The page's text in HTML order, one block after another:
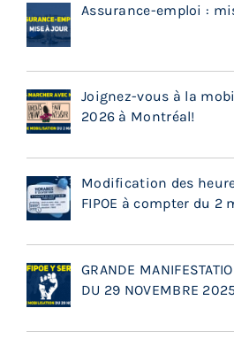
Assurance-emploi :
Joignez-vous à la
2026 à Montréal!
Modification des
FIPOE à compter du 2
GRANDE
DU 29 NOVEMBRE 2025